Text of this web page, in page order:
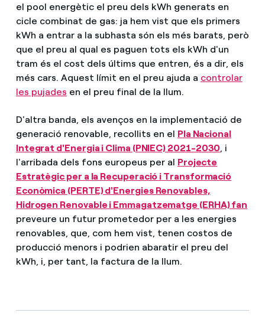
el pool energètic el preu dels kWh generats en
cicle combinat de gas: ja hem vist que els primers
kWh a entrar a la subhasta són els més barats, però
que el preu al qual es paguen tots els kWh d'un
tram és el cost dels últims que entren, és a dir, els
més cars. Aquest límit en el preu ajuda a controlar
les pujades en el preu final de la llum.
D'altra banda, els avenços en la implementació de
generació renovable, recollits en el Pla Nacional
Integrat d'Energia i Clima (PNIEC) 2021-2030, i
l'arribada dels fons europeus per al Projecte
Estratègic per a la Recuperació i Transformació
Econòmica (PERTE) d'Energies Renovables,
Hidrogen Renovable i Emmagatzematge (ERHA) fan
preveure un futur prometedor per a les energies
renovables, que, com hem vist, tenen costos de
producció menors i podrien abaratir el preu del
kWh, i, per tant, la factura de la llum.